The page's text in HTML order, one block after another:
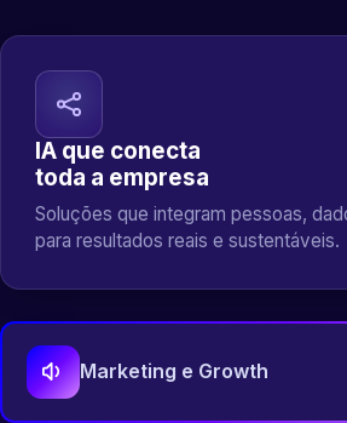
IA que conecta
toda a empresa
Soluções que integram pessoas,
para resultados reais e sustentáveis.
Marketing e Growth